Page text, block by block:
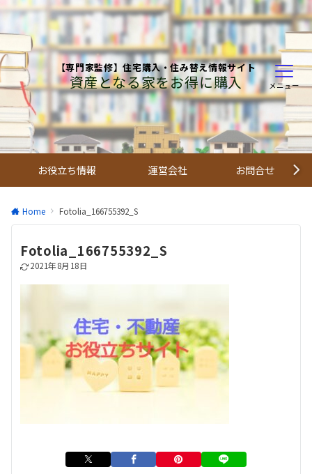
【専門家監修】住宅購入・住み替え情報サイト
資産となる家をお得に購入 メニュー
お役立ち情報 運営会社 お問合せ
Home Fotolia_166755392_S
Fotolia_166755392_S
2021年8月18日